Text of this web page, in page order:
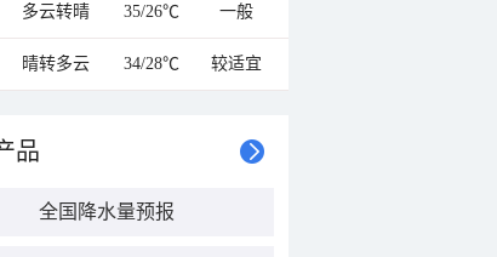
多云转晴 35/26℃ 一般
晴转多云 34/28℃ 较适宜
品
全国降水量预报